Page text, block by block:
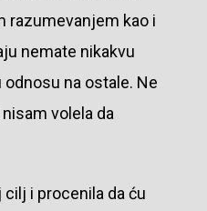
razumevanjem kao i
nemate nikakvu
na ostale. Ne
volela da
i procenila da ću